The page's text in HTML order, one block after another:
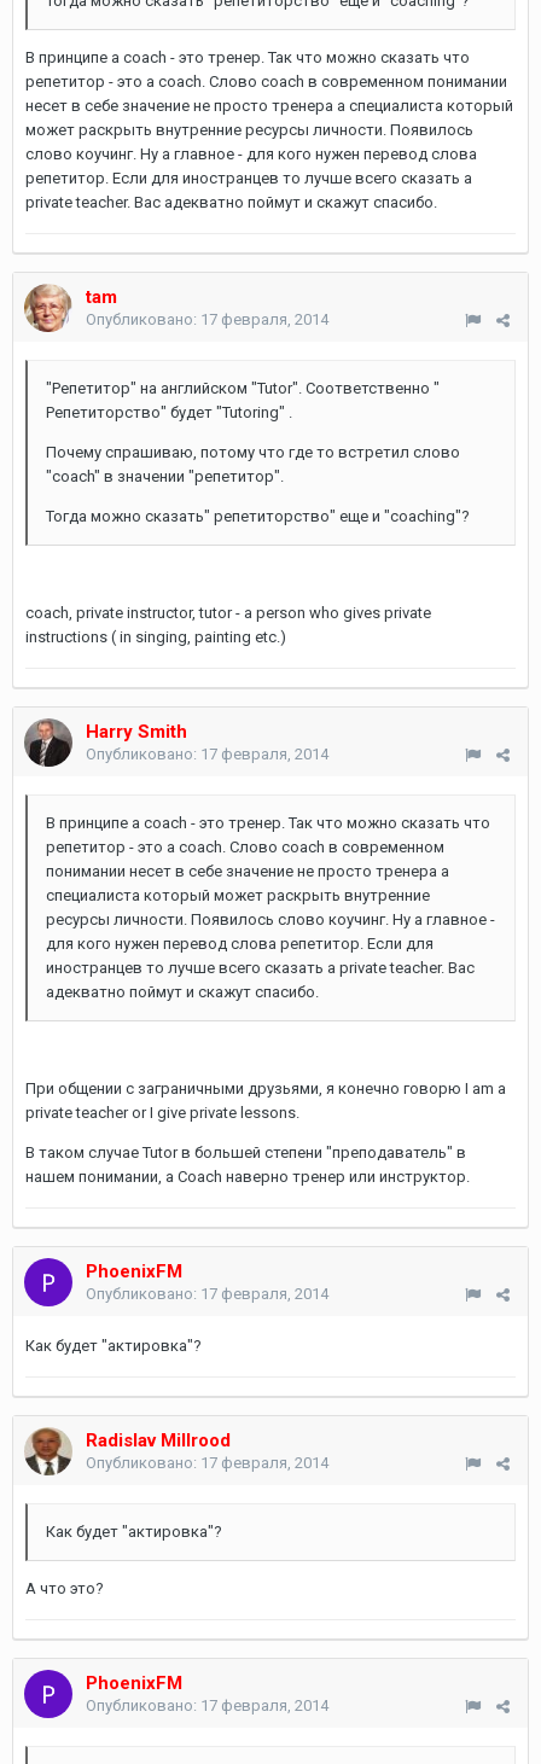
В принципе a coach - это тренер. Так что можно сказать что
репетитор - это a coach. Слово coach в современном понимании
несет в себе значение не просто тренера а специалиста который
может раскрыть внутренние ресурсы личности. Появилось
слово коучинг. Ну а главное - для кого нужен перевод слова
репетитор. Если для иностранцев то лучше всего сказать a
private teacher. Вас адекватно поймут и скажут спасибо.
tam
Опубликовано: 17 февраля, 2014
"Репетитор" на английском "Tutor". Соответственно "
Репетиторство" будет "Tutoring" .
Почему спрашиваю, потому что где то встретил слово
"coach" в значении "репетитор".
Тогда можно сказать" репетиторство" еще и "coaching"?
coach, private instructor, tutor - a person who gives private
instructions ( in singing, painting etc.)
Harry Smith
Опубликовано: 17 февраля, 2014
В принципе a coach - это тренер. Так что можно сказать что
репетитор - это a coach. Слово coach в современном
понимании несет в себе значение не просто тренера а
специалиста который может раскрыть внутренние
ресурсы личности. Появилось слово коучинг. Ну а главное -
для кого нужен перевод слова репетитор. Если для
иностранцев то лучше всего сказать a private teacher. Вас
адекватно поймут и скажут спасибо.
При общении с заграничными друзьями, я конечно говорю I am a
private teacher or I give private lessons.
В таком случае Tutor в большей степени "преподаватель" в
нашем понимании, а Coach наверно тренер или инструктор.
PhoenixFM
Опубликовано: 17 февраля, 2014
Как будет "актировка"?
Radislav Millrood
Опубликовано: 17 февраля, 2014
Как будет "актировка"?
А что это?
PhoenixFM
Опубликовано: 17 февраля, 2014